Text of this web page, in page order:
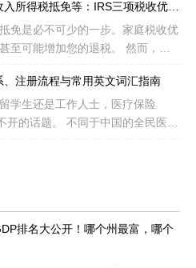
免是必不可少的一步。家庭税收优
增加您的退税。 然而，您
注册流程与常用英文词汇指南
学生还是工作人士，医疗保险
于中国的全民医保
排名大公开！哪个州最富，哪个